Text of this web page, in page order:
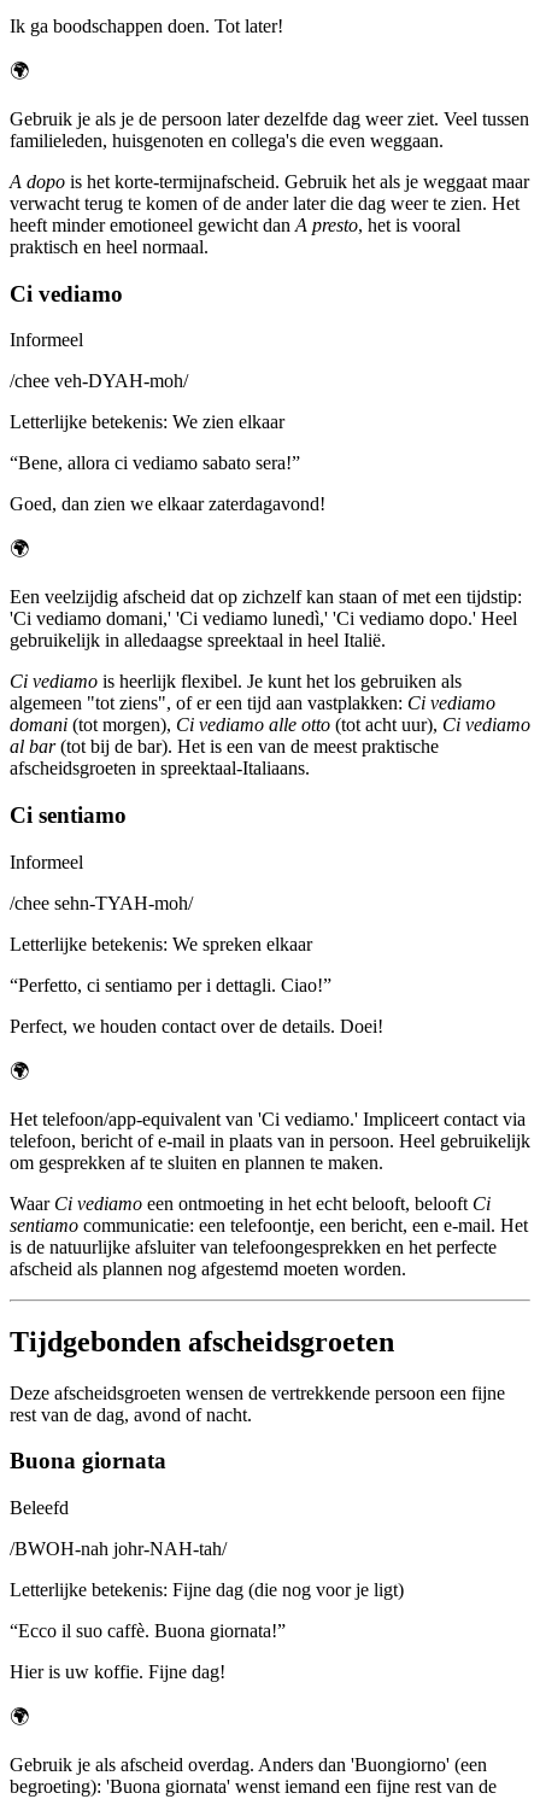
Ik ga boodschappen doen. Tot later!
🌍
Gebruik je als je de persoon later dezelfde dag weer ziet. Veel tussen
familieleden, huisgenoten en collega's die even weggaan.
A dopo is het korte-termijnafscheid. Gebruik het als je weggaat maar
verwacht terug te komen of de ander later die dag weer te zien. Het
heeft minder emotioneel gewicht dan A presto, het is vooral
praktisch en heel normaal.
Ci vediamo
Informeel
/chee veh-DYAH-moh/
Letterlijke betekenis: We zien elkaar
“Bene, allora ci vediamo sabato sera!”
Goed, dan zien we elkaar zaterdagavond!
🌍
Een veelzijdig afscheid dat op zichzelf kan staan of met een tijdstip:
'Ci vediamo domani,' 'Ci vediamo lunedì,' 'Ci vediamo dopo.' Heel
gebruikelijk in alledaagse spreektaal in heel Italië.
Ci vediamo is heerlijk flexibel. Je kunt het los gebruiken als
algemeen "tot ziens", of er een tijd aan vastplakken: Ci vediamo
domani (tot morgen), Ci vediamo alle otto (tot acht uur), Ci vediamo
al bar(tot bij de bar). Het is een van de meest praktische
afscheidsgroeten in spreektaal-Italiaans.
Ci sentiamo
Informeel
/chee sehn-TYAH-moh/
Letterlijke betekenis: We spreken elkaar
“Perfetto, ci sentiamo per i dettagli. Ciao!”
Perfect, we houden contact over de details. Doei!
🌍
Het telefoon/app-equivalent van 'Ci vediamo.' Impliceert contact via
telefoon, bericht of e-mail in plaats van in persoon. Heel gebruikelijk
om gesprekken af te sluiten en plannen te maken.
Waar Ci vediamo een ontmoeting in het echt belooft, belooft Ci
sentiamo communicatie: een telefoontje, een bericht, een e-mail. Het
is de natuurlijke afsluiter van telefoongesprekken en het perfecte
afscheid als plannen nog afgestemd moeten worden.
Tijdgebonden afscheidsgroeten
Deze afscheidsgroeten wensen de vertrekkende persoon een fijne
rest van de dag, avond of nacht.
Buona giornata
Beleefd
/BWOH-nah johr-NAH-tah/
Letterlijke betekenis: Fijne dag (die nog voor je ligt)
“Ecco il suo caffè. Buona giornata!”
Hier is uw koffie. Fijne dag!
🌍
Gebruik je als afscheid overdag. Anders dan 'Buongiorno' (een
begroeting): 'Buona giornata' wenst iemand een fijne rest van de